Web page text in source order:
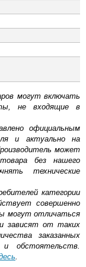
могут включать
не входящие в
официальным
и актуально на
может
без нашего
технические
категории
совершенно
могут отличаться
зависят от таких
заказанных
обстоятельств.
.